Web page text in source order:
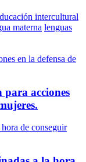
intercultural
materna lenguas
en la defensa de
para acciones
de conseguir